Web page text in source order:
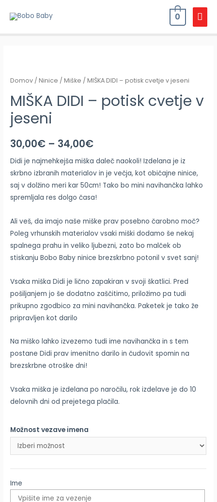
0
Domov /Ninice /Miške / MIŠKA DIDI – potisk cvetje v jeseni
MIŠKA DIDI – potisk cvetje v
jeseni
30,00€ – 34,00€
Didi je najmehkejša miška daleč naokoli! Izdelana je iz
skrbno izbranih materialov in je večja, kot običajne ninice,
saj v dolžino meri kar 50cm! Tako bo mini navihančka lahko
spremljala res dolgo časa!
Ali veš, da imajo naše miške prav posebno čarobno moč?
Poleg vrhunskih materialov vsaki miški dodamo še nekaj
spalnega prahu in veliko ljubezni, zato bo malček ob
stiskanju Bobo Baby ninice brezskrbno potonil v svet sanj!
Vsaka miška Didi je lično zapakiran v svoji škatlici. Pred
pošiljanjem jo še dodatno zaščitimo, priložimo pa tudi
prikupno zgodbico za mini navihančka. Paketek je tako že
pripravljen kot darilo
Na miško lahko izvezemo tudi ime navihančka in s tem
postane Didi prav imenitno darilo in čudovit spomin na
brezskrbne otroške dni!
Vsaka miška je izdelana po naročilu, rok izdelave je do 10
delovnih dni od prejetega plačila.
Možnost vezave imena
Ime